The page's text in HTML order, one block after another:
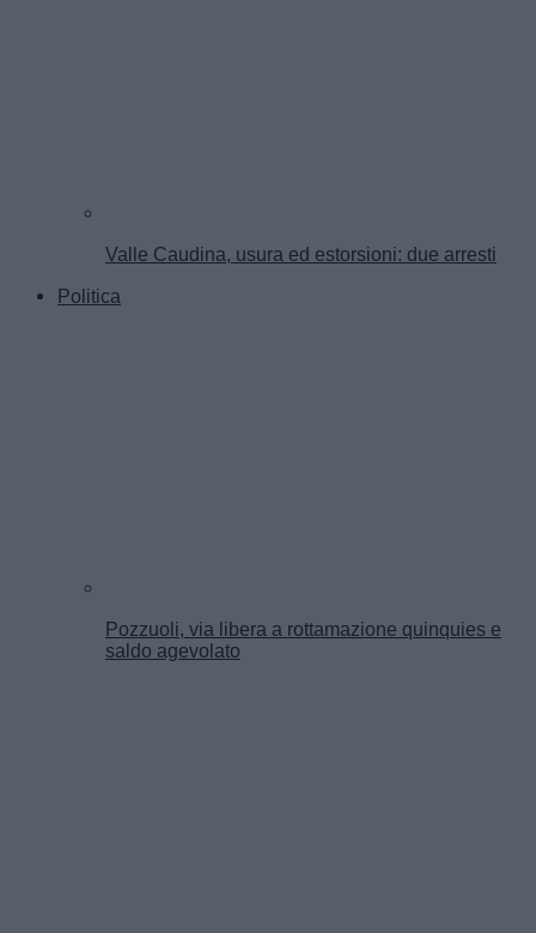
Valle Caudina, usura ed estorsioni: due arresti
Politica
Pozzuoli, via libera a rottamazione quinquies e
saldo agevolato